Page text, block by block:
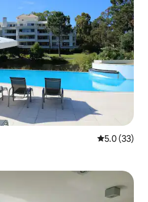
औसत रेटिंग 5
5.0 (33)